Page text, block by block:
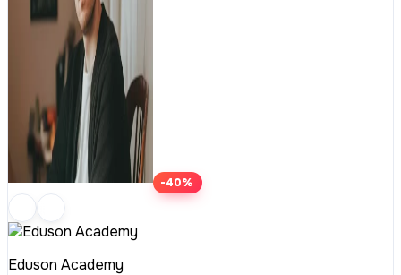
-40%
Eduson Academy